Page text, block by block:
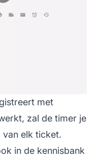
met
zal de timer je
elk ticket.
in de kennisbank